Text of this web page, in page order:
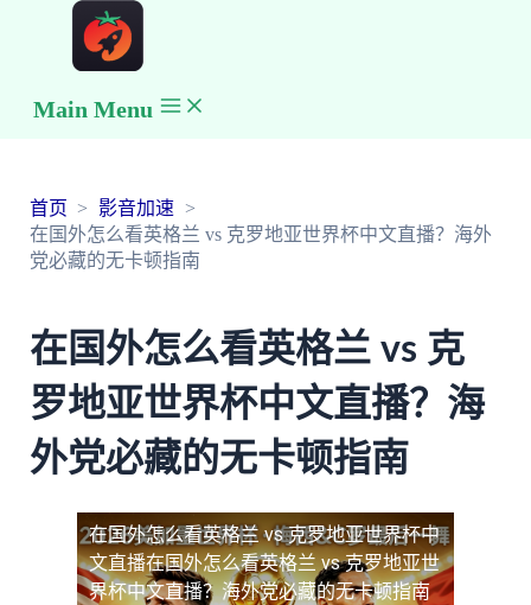
Main Menu
首页
影音加速
在国外怎么看英格兰 vs 克罗地亚世界杯中文直播？海外
党必藏的无卡顿指南
在国外怎么看英格兰 vs 克
罗地亚世界杯中文直播？海
外党必藏的无卡顿指南
在国外怎么看英格兰 vs 克罗地亚世界杯中
文直播在国外怎么看英格兰 vs 克罗地亚世
界杯中文直播？海外党必藏的无卡顿指南